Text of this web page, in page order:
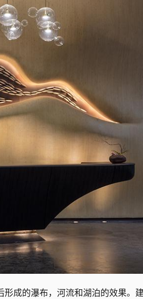
成的瀑布，河流和湖泊的效果。